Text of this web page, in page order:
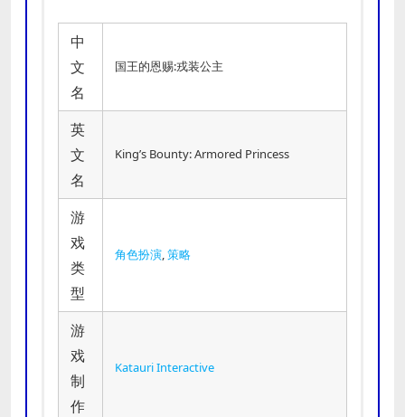
中
文
名
国王的恩赐:戎装公主
英
文
名
King’s Bounty: Armored Princess
游
戏
类
型
角色扮演 策略
游
戏
制
作
Katauri Interactive